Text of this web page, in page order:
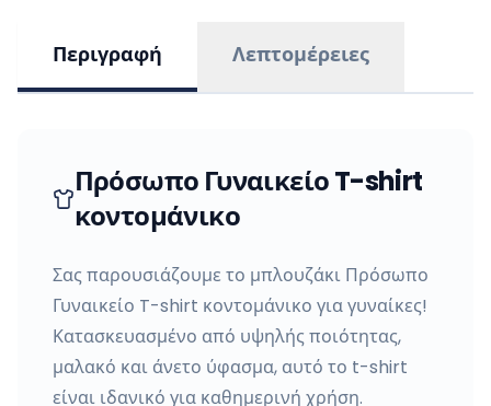
Περιγραφή Λεπτομέρειες
Πρόσωπο Γυναικείο T-shirt
κοντομάνικο
Σας παρουσιάζουμε το μπλουζάκι Πρόσωπο
Γυναικείο T-shirt κοντομάνικο για γυναίκες!
Κατασκευασμένο από υψηλής ποιότητας,
μαλακό και άνετο ύφασμα, αυτό το t-shirt
είναι ιδανικό για καθημερινή χρήση.